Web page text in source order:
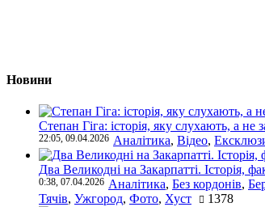
Новини
Степан Гіга: історія, яку слухають, а не
22:05, 09.04.2026 Аналітика, Відео,
Два Великодні на Закарпатті. Історія,
0:38, 07.04.2026 Аналітика, Без кордонів,
Тячів, Ужгород, Фото, Хуст 1378